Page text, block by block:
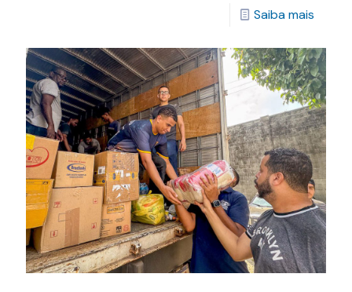
Saiba mais